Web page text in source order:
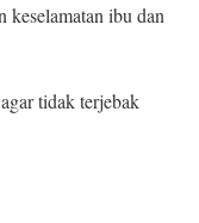
keselamatan ibu dan
tidak terjebak